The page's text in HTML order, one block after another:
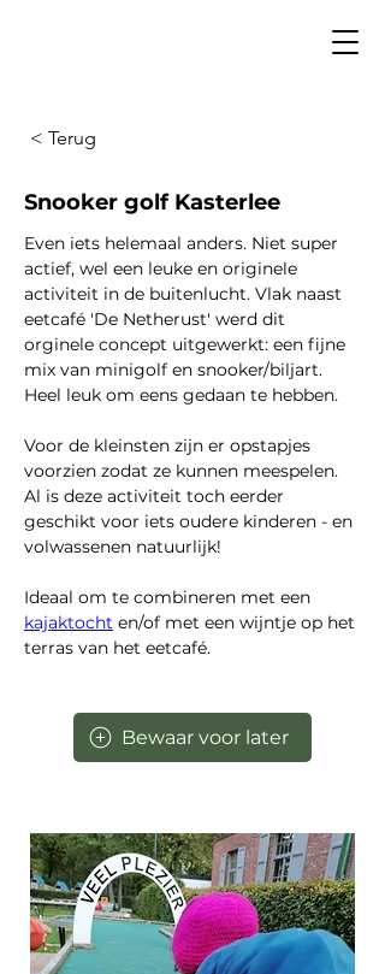
< Terug
Snooker golf Kasterlee
Even iets helemaal anders. Niet super
actief, wel een leuke en originele
activiteit in de buitenlucht. Vlak naast
eetcafé 'De Netherust' werd dit
orginele concept uitgewerkt: een fijne
mix van minigolf en snooker/biljart.
Heel leuk om eens gedaan te hebben.
Voor de kleinsten zijn er opstapjes
voorzien zodat ze kunnen meespelen.
Al is deze activiteit toch eerder
geschikt voor iets oudere kinderen - en
volwassenen natuurlijk!
Ideaal om te combineren met een
kajaktocht en/of met een wijntje op het
terras van het eetcafé.
Bewaar voor later